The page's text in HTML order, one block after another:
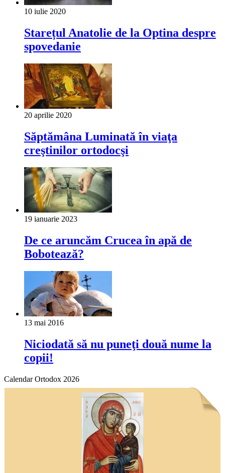
10 iulie 2020
Starețul Anatolie de la Optina despre
spovedanie
20 aprilie 2020
Săptămâna Luminată în viaţa
creştinilor ortodocşi
19 ianuarie 2023
De ce aruncăm Crucea în apă de
Bobotează?
13 mai 2016
Niciodată să nu puneţi două nume la
copii!
Calendar Ortodox 2026